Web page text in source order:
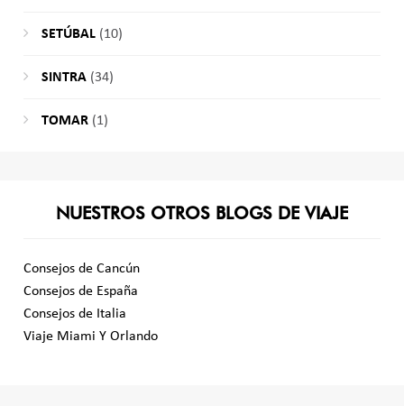
SETÚBAL(10)
SINTRA(34)
TOMAR(1)
NUESTROS OTROS BLOGS DE VIAJE
Consejos de Cancún
Consejos de España
Consejos de Italia
Viaje Miami Y Orlando